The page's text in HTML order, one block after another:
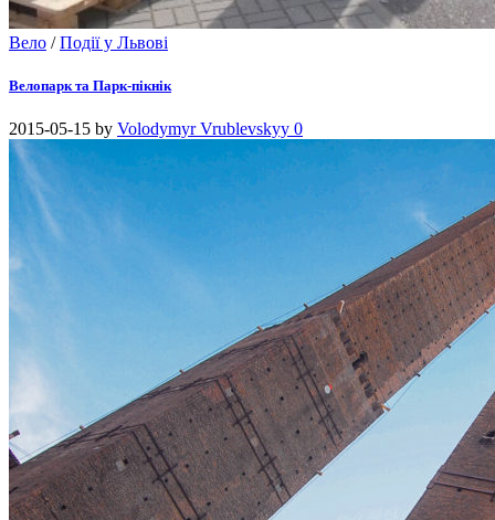
Вело /Події у Львові
Велопарк та Парк-пікнік
2015-05-15 by Volodymyr Vrublevskyy 0